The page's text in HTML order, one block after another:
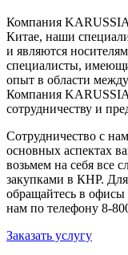
Компания KARUSSIA
Китае, наши
и являются
специалисты,
опыт в области
Компания KARUSSIA
сотрудничеству и
Сотрудничество с
основных аспектах
возьмем на себя все
закупками в КНР.
обращайтесь в
нам по телефону 8-
Заказать услугу